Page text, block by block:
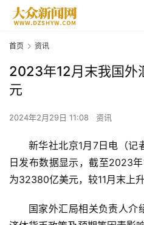
首页 资讯
2023年12月末我国
元
2024年2月29日 11:08 资讯
新华社北京1月7日电（记
日发布数据显示，截至2023
为32380亿美元，较11月末上
国家外汇局相关负责人